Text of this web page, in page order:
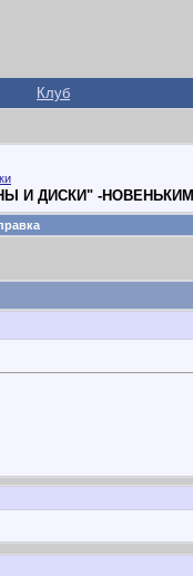
Клуб
И ДИСКИ" -НОВЕНЬКИМ